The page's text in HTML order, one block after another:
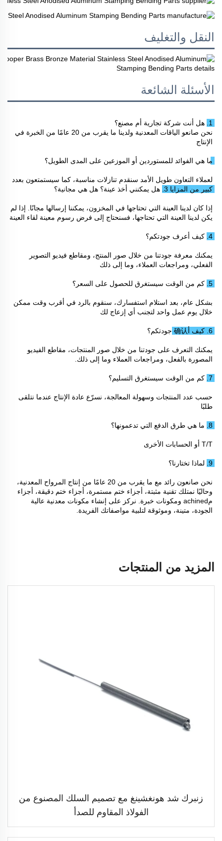
النقل والتغليف
الأسئلة الشائعة
1. هل أنت شركة تجارية أم مصنع؟
الإنتاج
ما هي الفوائد للمستوردين أو الموزعين على المدى الطويل؟
كبير من المزايا 3. هل يمكنني أخذ عينة؟ هل هي مجانية؟
يكن لدينا العينة التي تحتاجها، فسنحتاج إلى فرض رسوم معينة لقاء العينة
4. كيف أعرف جودتكم؟
الفعلي، ومراجعات العملاء، وما إلى ذلك
5. كم من الوقت سيستغرق للحصول على السعر؟
خلال يوم عمل واحد لتجنب أي إزعاج لك
6. كيف أ确认 جودتكم؟
المصورة بالفعل، ومراجعات العملاء وما إلى ذلك.
7. كم من الوقت سيستغرق التسليم؟
طلبًا
8. ما هي طرق الدفع التي تدعمونها؟
T/T أو الحسابات الأخرى
9. لماذا تختارنا؟
الجودة، متينة، وموثوقة لتلبية مواصفاتك الفريدة.
المزيد من المنتجات
زنبرك شد هونغشينغ مع تصميم السلك المصنوع من
الفولاذ المقاوم للصدأ